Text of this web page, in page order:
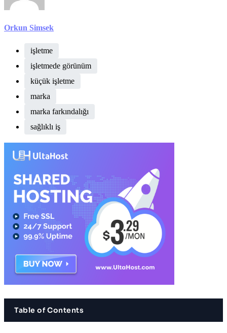
Orkun Simsek
işletme
işletmede görünüm
küçük işletme
marka
marka farkındalığı
sağlıklı iş
Table of Contents